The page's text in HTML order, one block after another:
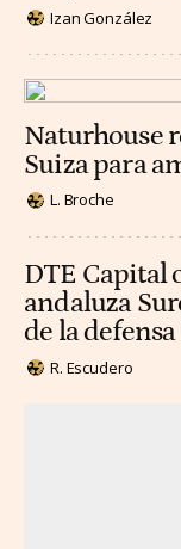
Izan González
Naturhouse
Suiza para
L. Broche
DTE Capital
andaluza
de la defensa
R. Escudero